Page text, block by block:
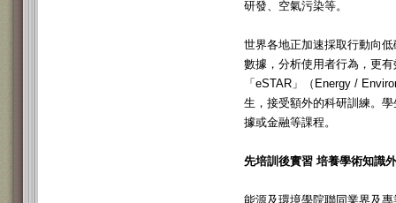
研發、空氣污染等。
世界各地正加速採取行動向
數據，分析使用者行為，更
「eSTAR」（Energy /
生，接受額外的科研訓練。
據或金融等課程。
先培訓後實習 培養學術知識
能源及環境學院聯同業界及